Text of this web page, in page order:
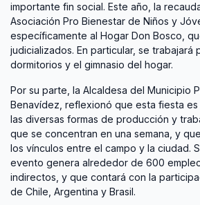
importante fin social. Este año, la
Asociación Pro Bienestar de Niños y
específicamente al Hogar Don Bosco,
judicializados. En particular, se trabajará
dormitorios y el gimnasio del hogar.
Por su parte, la Alcaldesa del Municipio
Benavídez, reflexionó que esta fiesta es
las diversas formas de producción y
que se concentran en una semana, y
los vínculos entre el campo y la ciudad.
evento genera alrededor de 600
indirectos, y que contará con la
de Chile, Argentina y Brasil.